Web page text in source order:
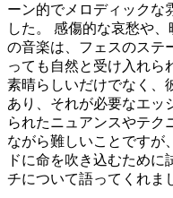
ーン的でメロディックな
した。 感傷的な哀愁や
の音楽は、フェスのステ
っても自然と受け入れら
素晴らしいだけでなく、
あり、それが必要なエッ
られたニュアンスやテク
ながら難しいことですが
ドに命を吹き込むため
チについて語ってくれま